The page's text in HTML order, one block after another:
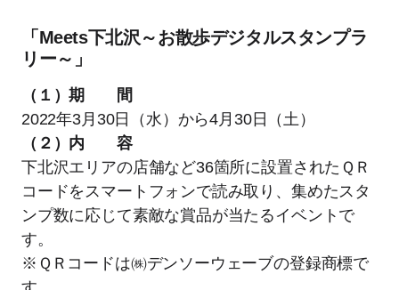
「Meets下北沢～お散歩デジタルスタンプラ
リー～」
（１）期 間
2022年3月30日（水）から4月30日（土）
（２）内 容
下北沢エリアの店舗など36箇所に設置されたＱＲ
コードをスマートフォンで読み取り、集めたスタ
ンプ数に応じて素敵な賞品が当たるイベントで
す。
※ＱＲコードは㈱デンソーウェーブの登録商標で